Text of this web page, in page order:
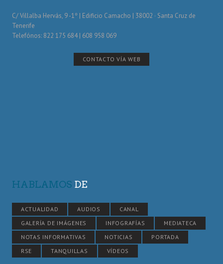
C/ Villalba Hervás, 9 -1º | Edificio Camacho | 38002 · Santa Cruz de
Tenerife
Telefónos: 822 175 684 | 608 958 069
CONTACTO VÍA WEB
HABLAMOS DE
ACTUALIDAD AUDIOS
CANAL
GALERÍA DE IMÁGENES
INFOGRAFÍAS
MEDIATECA
NOTAS INFORMATIVAS
NOTICIAS
PORTADA
RSE
TANQUILLAS VÍDEOS